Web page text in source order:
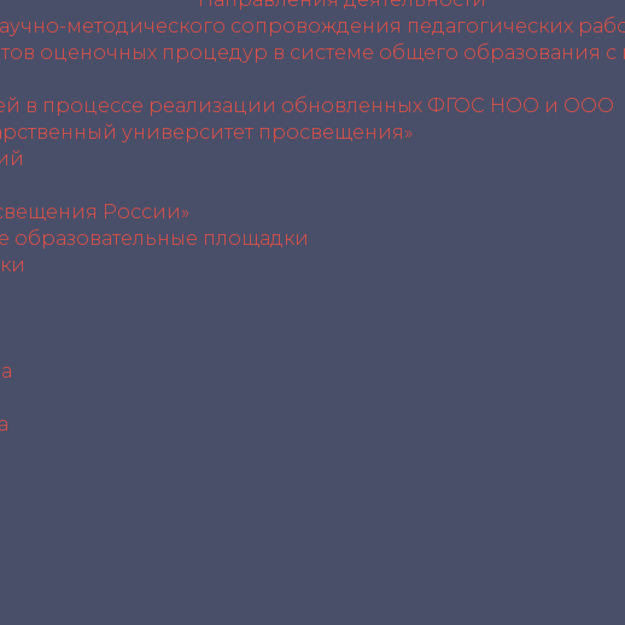
методического сопровождения педагогических
оценочных процедур в системе общего образования
в процессе реализации обновленных ФГОС НОО и ООО
университет просвещения»
России»
образовательные площадки